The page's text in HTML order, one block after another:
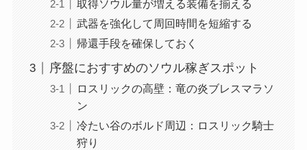
取得ソウル量が増える装備を揃える
武器を強化して周回時間を短縮する
帰還手段を確保しておく
序盤におすすめのソウル稼ぎスポット
ロスリックの高壁：竜の炎ブレスマラソ
ン
冷たい谷のボルド周辺：ロスリック騎士
狩り